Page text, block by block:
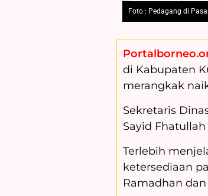
Foto : Pedagang di
di Kabupaten
merangkak
Sekretaris
Sayid
Terlebih
ketersediaan
Ramadhan